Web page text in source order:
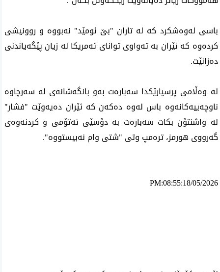
باسی‌ له‌وه‌شكرد كه‌ له‌ تاران "بێ ئومێد" نه‌بووه‌ و روونیشی
كرده‌وه‌ كه‌ ئێران به‌ ته‌واوی توانای ئه‌مریكا له‌ زیان پێگه‌یاندنی‌
ده‌زانێت.
له‌ وه‌ڵامی پرسیارێكدا سه‌باره‌ت به‌و بانگه‌شانه‌ی‌ له‌ سه‌رچاوه‌
ناوچه‌ییه‌كانه‌وه‌ باس له‌وه‌ ده‌كه‌ن كه‌ ئێران ده‌یه‌وێت "فشار"
له‌ واشنتۆن بكات سه‌باره‌ت به‌ دۆسێی‌ ئه‌تۆمی و كردنه‌وه‌ی
گه‌رووی هورمز، تره‌مپ وتی "شتی وام نه‌بیستووه‌".
PM:08:55:18/05/2026